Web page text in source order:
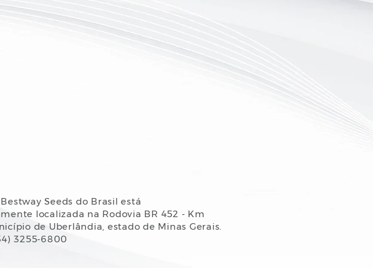
Bestway Seeds do Brasil está
localizada na Rodovia BR 452 - Km
de Uberlândia, estado de Minas Gerais.
3255-6800